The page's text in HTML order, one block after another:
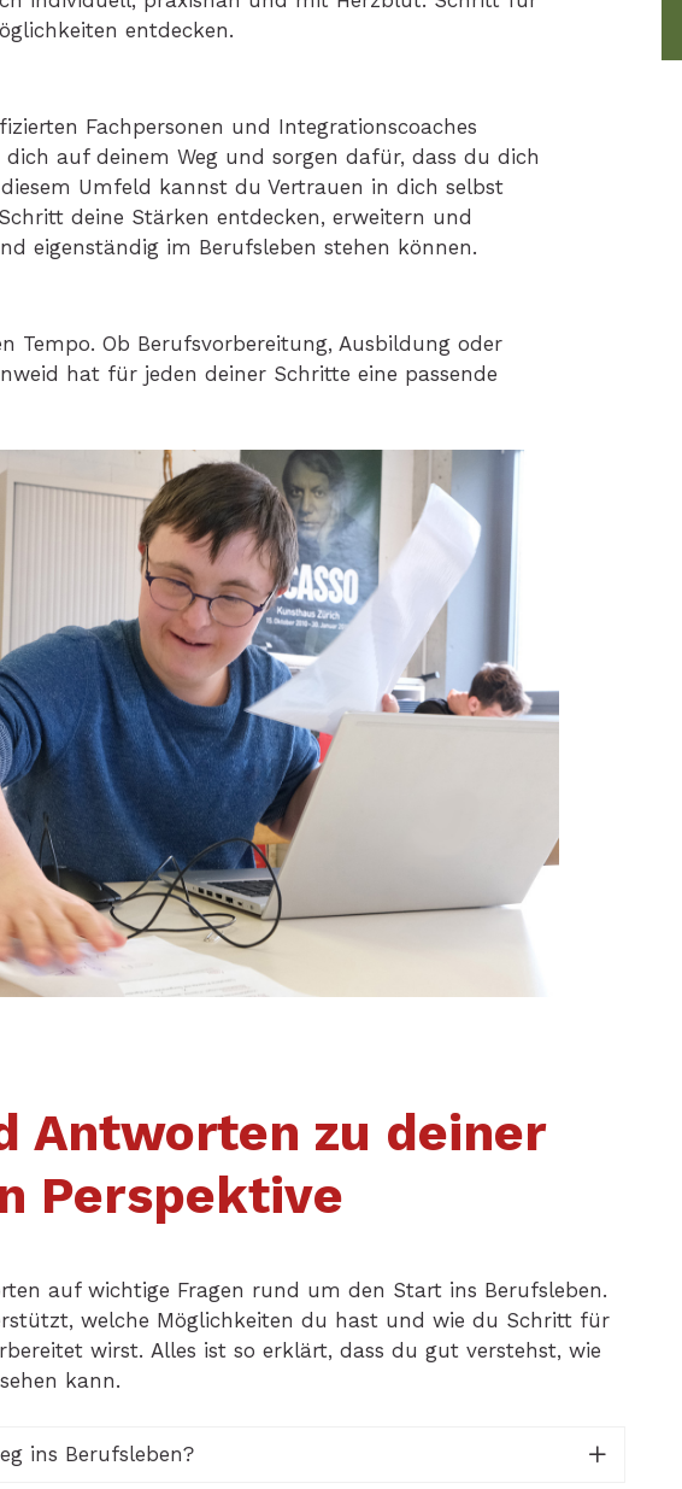
entdecken.
Fachpersonen und Integrationscoaches
auf deinem Weg und sorgen dafür, dass du dich
Umfeld kannst du Vertrauen in dich selbst
deine Stärken entdecken, erweitern und
eigenständig im Berufsleben stehen können.
Tempo. Ob Berufsvorbereitung, Ausbildung oder
hat für jeden deiner Schritte eine passende
Antworten zu deiner
Perspektive
auf wichtige Fragen rund um den Start ins Berufsleben.
welche Möglichkeiten du hast und wie du Schritt für
wirst. Alles ist so erklärt, dass du gut verstehst, wie
kann.
ins Berufsleben?